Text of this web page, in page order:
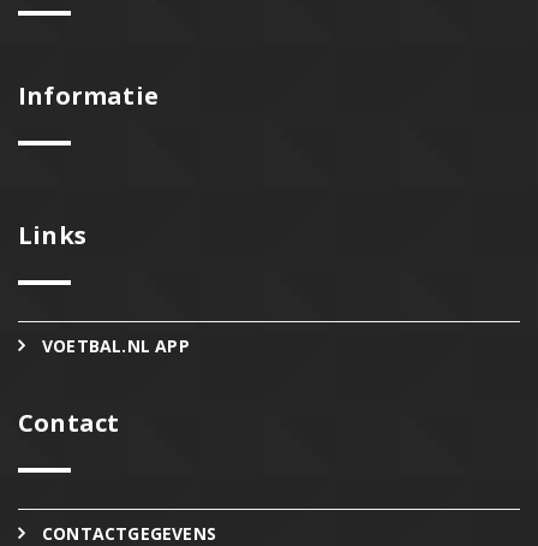
Informatie
Links
VOETBAL.NL APP
Contact
CONTACTGEGEVENS